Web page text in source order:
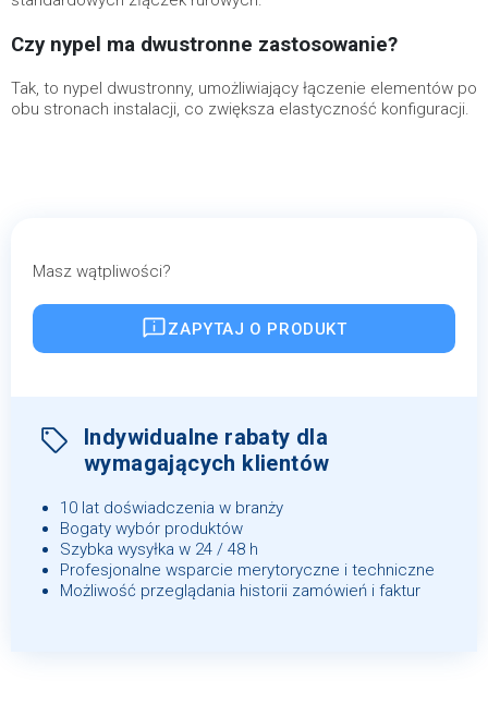
Czy nypel ma dwustronne zastosowanie?
Tak, to nypel dwustronny, umożliwiający łączenie elementów po
obu stronach instalacji, co zwiększa elastyczność konfiguracji.
Masz wątpliwości?
ZAPYTAJ O PRODUKT
Indywidualne rabaty dla
wymagających klientów
10 lat doświadczenia w branży
Bogaty wybór produktów
Szybka wysyłka w 24 / 48 h
Profesjonalne wsparcie merytoryczne i techniczne
Możliwość przeglądania historii zamówień i faktur